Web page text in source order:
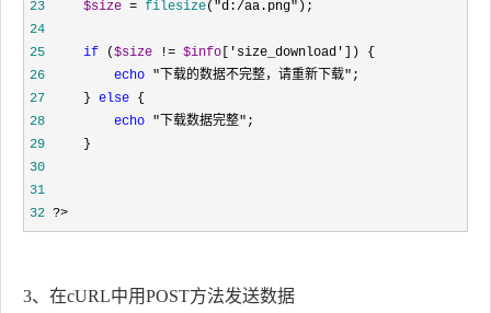
23
$size = filesize("d:/aa.png"
24
25
if ($size != $info ['size_download'
26
echo "下载的数据不完整，请重新下载"
27
     }
else
28
echo "下载数据完整"
29
30
31
32 ?>
3、在cURL中用POST方法发送数据